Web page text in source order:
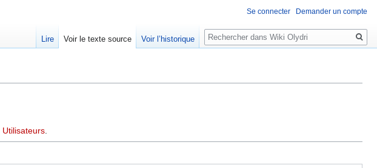
Utilisateurs
Se connecter Demander un compte
Lire Voir le texte source Voir l’historique
Rechercher